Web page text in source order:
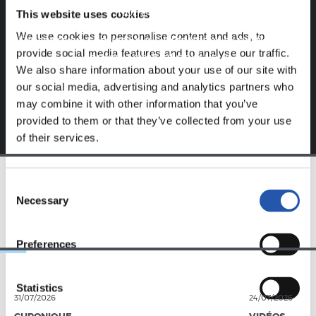
This website uses cookies
We use cookies to personalise content and ads, to
provide social media features and to analyse our traffic.
We also share information about your use of our site with
our social media, advertising and analytics partners who
may combine it with other information that you’ve
provided to them or that they’ve collected from your use
of their services.
Selection
Necessary
Preferences
Statistics
notre site web.
S'inscrire en cliquant sur l'Identifiantet profitez du
contenu exclusif pour vous.
31/07/2026 24/07/2026